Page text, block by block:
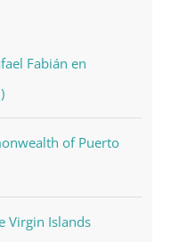
Fabián en
of Puerto
Virgin Islands